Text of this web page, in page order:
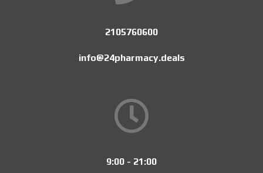
2105760600
info@24pharmacy.deals
9:00 - 21:00